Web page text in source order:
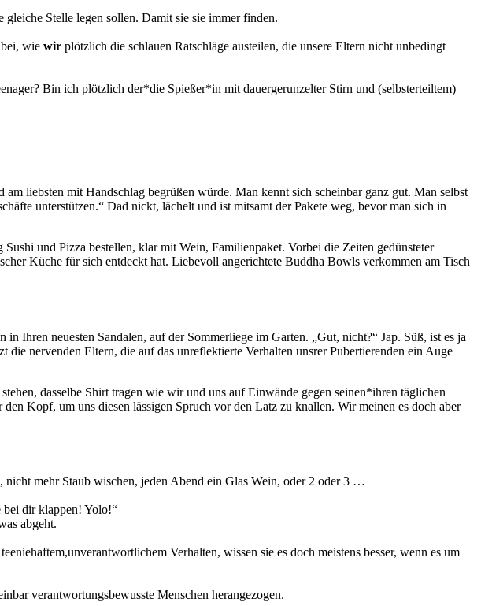
gleiche Stelle legen sollen. Damit sie sie immer finden.
wie wir plötzlich die schlauen Ratschläge austeilen, die unsere Eltern nicht unbedingt
Bin ich plötzlich der*die Spießer*in mit dauergerunzelter Stirn und (selbsterteiltem)
liebsten mit Handschlag begrüßen würde. Man kennt sich scheinbar ganz gut. Man selbst
unterstützen.“ Dad nickt, lächelt und ist mitsamt der Pakete weg, bevor man sich in
und Pizza bestellen, klar mit Wein, Familienpaket. Vorbei die Zeiten gedünsteter
Küche für sich entdeckt hat. Liebevoll angerichtete Buddha Bowls verkommen am Tisch
Ihren neuesten Sandalen, auf der Sommerliege im Garten. „Gut, nicht?“ Jap. Süß, ist es ja
nervenden Eltern, die auf das unreflektierte Verhalten unsrer Pubertierenden ein Auge
dasselbe Shirt tragen wie wir und uns auf Einwände gegen seinen*ihren täglichen
Kopf, um uns diesen lässigen Spruch vor den Latz zu knallen. Wir meinen es doch aber
mehr Staub wischen, jeden Abend ein Glas Wein, oder 2 oder 3 …
bei dir klappen! Yolo!“
abgeht.
Verhalten, wissen sie es doch meistens besser, wenn es um
verantwortungsbewusste Menschen herangezogen.